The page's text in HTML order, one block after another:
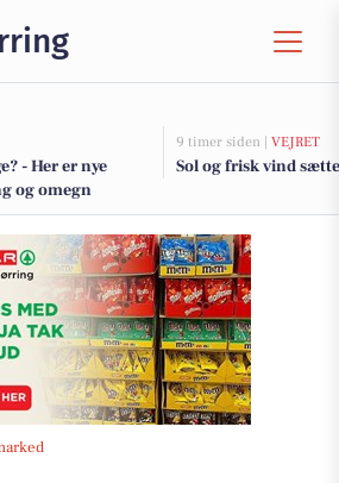
- Her er nye
og omegn
9 timer siden | VEJRET
Sol og frisk vind
ApS, Hjørring: Stor villa med lave